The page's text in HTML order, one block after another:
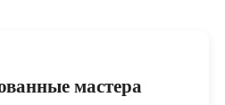
мастера